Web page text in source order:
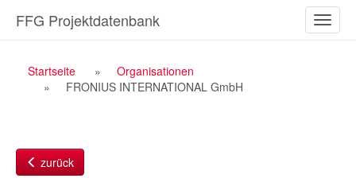
Inhalt
ein-/
FFG Projektdatenbank
Breadcrumb
Navigation
Startseite
Organisationen
FRONIUS INTERNATIONAL GmbH
zurück